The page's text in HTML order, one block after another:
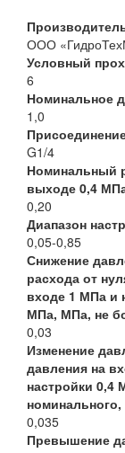
ООО
Условный
6
Номинальное
1,0
G1/4
Номинальный
выходе 0,4
0,20
Диапазон
0,05-0,85
Снижение
расхода от
входе 1 МПа и
МПа, МПа, не
0,03
Изменение
давления на
настройки 0,4
0,035
Превышение